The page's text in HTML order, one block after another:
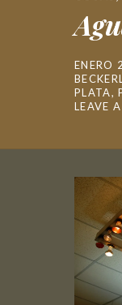
ENERO
PLATA,
LEAVE